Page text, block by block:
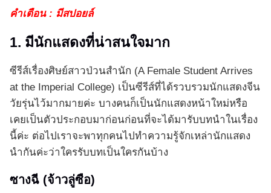
คำเตือน : มีสปอยล์
1. มีนักแสดงที่น่าสนใจมาก
ซีรีส์เรื่องศิษย์สาวป่วนสำนัก (A Female Student Arrives
at the Imperial College) เป็นซีรีส์ที่ได้รวบรวมนักแสดงจีน
วัยรุ่นไว้มากมายค่ะ บางคนก็เป็นนักแสดงหน้าใหม่หรือ
เคยเป็นตัวประกอบมาก่อนก่อนที่จะได้มารับบทนำในเรื่อง
นี้ค่ะ ต่อไปเราจะพาทุกคนไปทำความรู้จักเหล่านักแสดง
นำกันค่ะว่าใครรับบทเป็นใครกันบ้าง
ซางฉี (จ้าวลู่ซือ)